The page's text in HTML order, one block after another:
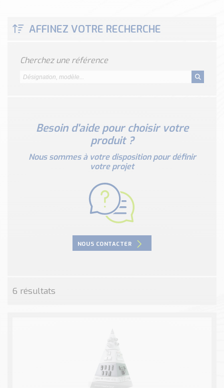
ENDRESS+HAUSER
SCHMERSAL
IDEM SAFETY
Téléchargement (Logiciels, Documents,..)
Formulaire sonde température
Convertisseur de pression
Formulaire Débitmètre
Calculateur maintien en température
Calculateur Chauffage/Liquide/Gaz
Conseils et Actualités
Contact & Devis
AFFINEZ VOTRE RECHERCHE
Cherchez une référence
Besoin d'aide pour choisir votre
produit ?
Nous sommes à votre disposition pour définir
votre projet
NOUS CONTACTER
6 résultats